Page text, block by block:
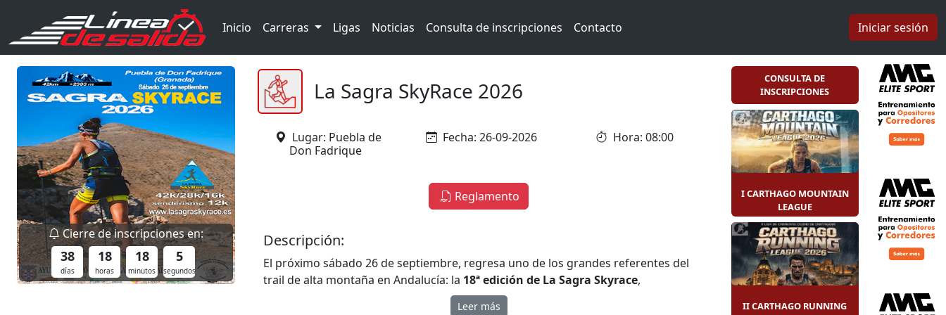
Inicio Carreras Ligas Noticias Consulta de inscripciones Contacto Iniciar sesión
Cierre de inscripciones en:
38
días
18
horas
18
minutos
4
segundos
La Sagra SkyRace 2026
Lugar: Puebla de
Don Fadrique
Fecha: 26-09-2026 Hora: 08:00
Reglamento
Descripción:
El próximo sábado 26 de septiembre, regresa uno de los grandes referentes del
trail de alta montaña en Andalucía: la 18ª edición de La Sagra Skyrace,
organizada por el Excmo. Ayuntamiento de Puebla de Don Fadrique en
Leer más
CONSULTA DE
INSCRIPCIONES
I CARTHAGO MOUNTAIN
LEAGUE
II CARTHAGO RUNNING